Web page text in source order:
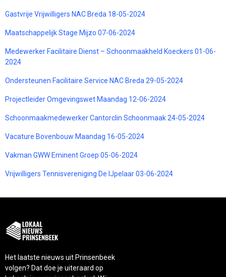
Gastvrije Vrijwilligers NAC Breda 18-05-2024
Maatschappelijk Stage Mijzo 07-06-2024
Medewerker Facilitaire Dienst – Schoonmaakheld Koeckers 01-06-
2024
Ondersteunen Facilitaire Service NAC Breda 29-05-2024
Projectleider Omgevingswet Maandag 12-06-2024
Schoonmaakmedewerker Cantorclin Schoonmaak 24-05-2024
Vacature Bovenbouw Maandag 16-05-2024
Vakman GWW Eminent Groep 05-06-2024
Vrijwilligers Tennisvereniging De IJpelaar 03-06-2024
Het laatste nieuws uit Prinsenbeek
volgen? Dat doe je uiteraard op